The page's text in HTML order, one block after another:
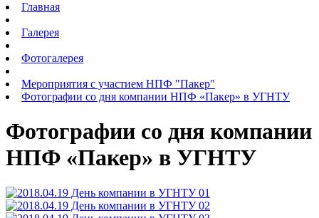
Главная
Галерея
Фотогалерея
Мероприятия с участием НПФ "Пакер"
Фотографии со дня компании НПФ «Пакер» в УГНТУ
Фотографии со дня компании
НПФ «Пакер» в УГНТУ